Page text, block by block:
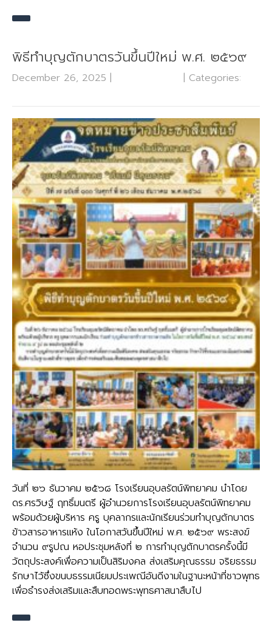
พิธีทำบุญตักบาตรวันขึ้นปีใหม่ พ.ศ. ๒๕๖๙
December 26, 2025 |
| Categories:
วันที่ ๒๖ ธันวาคม ๒๕๖๘ โรงเรียนอุบลรัตน์พิทยาคม นำโดย
ดร.ศรวิษฐ์ ฤทธิ์มนตรี ผู้อำนวยการโรงเรียนอุบลรัตน์พิทยาคม
พร้อมด้วยผู้บริหาร ครู บุคลากรและนักเรียนร่วมทำบุญตักบาตร
ข้าวสารอาหารแห้ง ในโอกาสวันขึ้นปีใหม่ พ.ศ. ๒๕๖๙ พระสงฆ์
จำนวน ๙รูปณ หอประชุมหลังที่ ๒ การทำบุญตักบาตรครั้งนี้มี
วัตถุประสงค์เพื่อความเป็นสิริมงคล ส่งเสริมคุณธรรม จริยธรรม
รักษาไว้ซึ่งขนบธรรมเนียมประเพณีอันดีงามในฐานะหน้าที่ชาวพุทธ
เพื่อธำรงส่งเสริมและสืบทอดพระพุทธศาสนาสืบไป